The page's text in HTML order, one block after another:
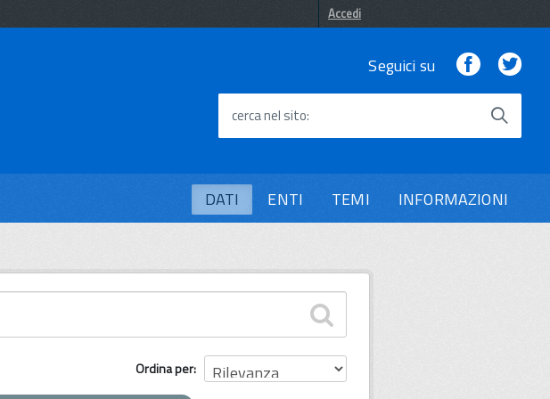
Accedi
Seguici su Facebook
cerca nel sito
DATI ENTI TEMI INFORMAZIONI
Ordina per